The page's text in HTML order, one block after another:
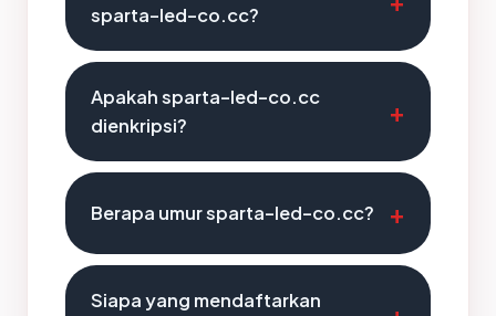
sparta-led-co.cc?
Apakah sparta-led-co.cc
dienkripsi?
Berapa umur sparta-led-co.cc?
Siapa yang mendaftarkan